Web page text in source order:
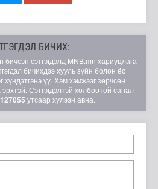
БИЧИХ:
сэтгэгдэлд MNB.mn хариуцлага
бичихдээ хууль зүйн болон ёс
хүндэтгэнэ үү. Хэм хэмжээг зөрчсөн
эрхтэй. Сэтгэгдэлтэй холбоотой санал
утсаар хүлээн авна.